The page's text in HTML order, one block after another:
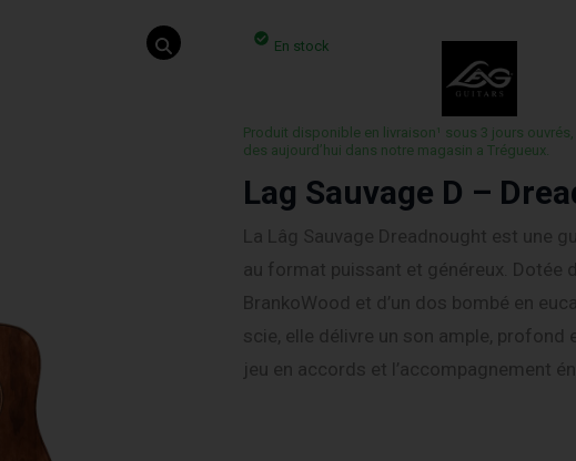
En stock
Produit disponible en livraison¹ sous 3 jours
des aujourd’hui dans notre magasin a Trégueux.
Lag Sauvage D –
La Lâg Sauvage Dreadnought est une
au format puissant et généreux. Dotée
BrankoWood et d’un dos bombé en
scie, elle délivre un son ample, profond
jeu en accords et l’accompagnement